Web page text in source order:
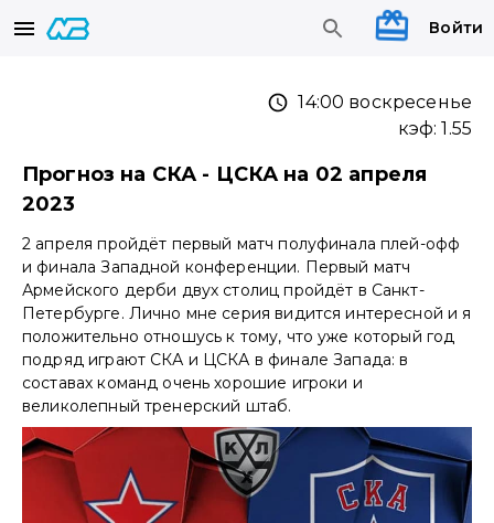
Войти
14:00 воскресенье
кэф:1.55
Прогноз на СКА - ЦСКА на 02 апреля
2023
2 апреля пройдёт первый матч полуфинала плей-офф
и финала Западной конференции. Первый матч
Армейского дерби двух столиц пройдёт в Санкт-
Петербурге. Лично мне серия видится интересной и я
положительно отношусь к тому, что уже который год
подряд играют СКА и ЦСКА в финале Запада: в
составах команд очень хорошие игроки и
великолепный тренерский штаб.